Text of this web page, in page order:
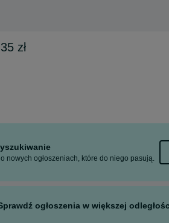
zł
nowych ogłoszeniach, które do niego pasują.
ogłoszenia w większej